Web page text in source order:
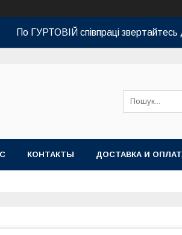
По ГУРТОВІЙ співпраці
КОНТАКТЫ ДОСТАВКА И